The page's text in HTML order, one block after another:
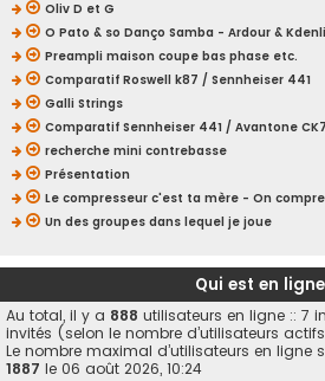
Oliv D et G
O Pato & so Danço Samba - Ardour &
Preampli maison coupe bas phase etc.
Comparatif Roswell k87 / Sennheiser 441
Galli Strings
Comparatif Sennheiser 441 / Avantone CK7
recherche mini contrebasse
Présentation
Le compresseur c'est ta mère - On
Un des groupes dans lequel je joue
Qui est en
Au total, il y a 888 utilisateurs en ligne :: 7
invités (selon le nombre d’utilisateurs
Le nombre maximal d’utilisateurs en ligne
1887 le 06 août 2026, 10:24